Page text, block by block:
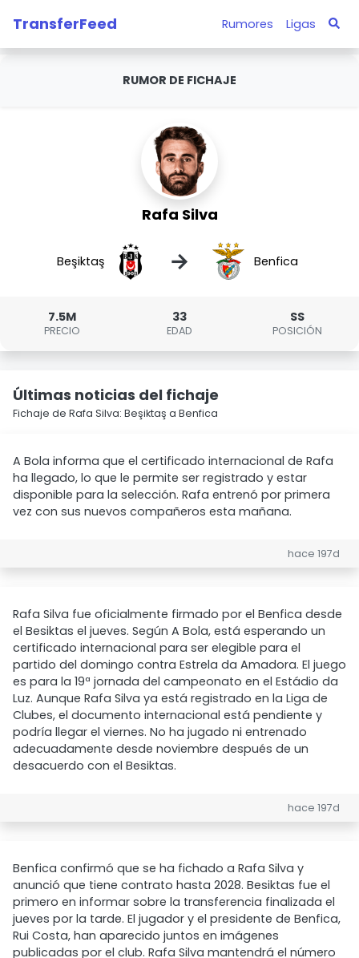
TransferFeed Rumores Ligas
RUMOR DE FICHAJE
Rafa Silva
Beşiktaş → Benfica
7.5M
PRECIO
33
EDAD
SS
POSICIÓN
Últimas noticias del fichaje
Fichaje de Rafa Silva: Beşiktaş a Benfica
A Bola informa que el certificado internacional de Rafa
ha llegado, lo que le permite ser registrado y estar
disponible para la selección. Rafa entrenó por primera
vez con sus nuevos compañeros esta mañana.
hace 197d
Rafa Silva fue oficialmente firmado por el Benfica desde
el Besiktas el jueves. Según A Bola, está esperando un
certificado internacional para ser elegible para el
partido del domingo contra Estrela da Amadora. El juego
es para la 19ª jornada del campeonato en el Estádio da
Luz. Aunque Rafa Silva ya está registrado en la Liga de
Clubes, el documento internacional está pendiente y
podría llegar el viernes. No ha jugado ni entrenado
adecuadamente desde noviembre después de un
desacuerdo con el Besiktas.
hace 197d
Benfica confirmó que se ha fichado a Rafa Silva y
anunció que tiene contrato hasta 2028. Besiktas fue el
primero en informar sobre la transferencia finalizada el
jueves por la tarde. El jugador y el presidente de Benfica,
Rui Costa, han aparecido juntos en imágenes
publicadas por el club. Rafa Silva mantendrá el número